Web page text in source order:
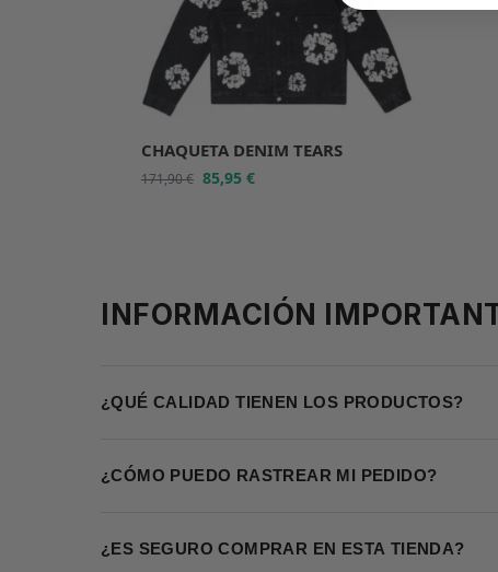
CHAQUETA DENIM TEARS
171,90€ 85,95 €
INFORMACIÓN
¿QUÉ CALIDAD TIENEN LOS PRODUCTOS?
¿CÓMO PUEDO RASTREAR MI PEDIDO?
¿ES SEGURO COMPRAR EN ESTA TIENDA?